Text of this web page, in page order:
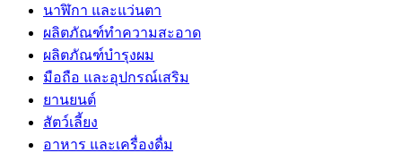
นาฬิกา และแว่นตา
ผลิตภัณฑ์ทำความสะอาด
ผลิตภัณฑ์บำรุงผม
มือถือ และอุปกรณ์เสริม
ยานยนต์
สัตว์เลี้ยง
อาหาร และเครื่องดื่ม